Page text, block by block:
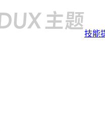
技能